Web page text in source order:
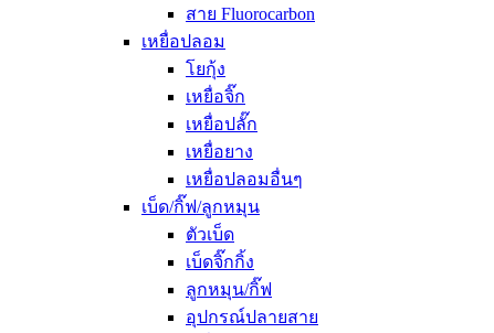
สาย Fluorocarbon
เหยื่อปลอม
โยกุ้ง
เหยื่อจิ๊ก
เหยื่อปลั๊ก
เหยื่อยาง
เหยื่อปลอมอื่นๆ
เบ็ด/กิ๊ฟ/ลูกหมุน
ตัวเบ็ด
เบ็ดจิ๊กกิ้ง
ลูกหมุน/กิ๊ฟ
อุปกรณ์ปลายสาย